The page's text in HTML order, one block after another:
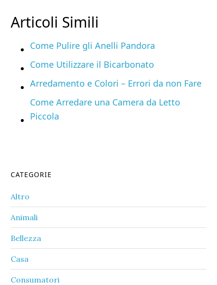
Articoli Simili
Come Pulire gli Anelli Pandora
Come Utilizzare il Bicarbonato
Arredamento e Colori – Errori da non Fare
Come Arredare una Camera da Letto
Piccola
Primary
Sidebar
CATEGORIE
Altro
Animali
Bellezza
Casa
Consumatori